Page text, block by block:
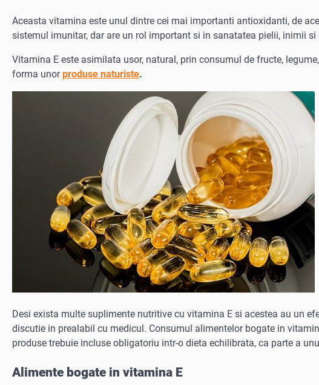
Aceasta vitamina este unul dintre cei mai importanti antioxidanti, de
sistemul imunitar, dar are un rol important si in sanatatea pielii, inimii
Vitamina E este asimilata usor, natural, prin consumul de fructe,
forma unorproduse naturiste.
Desi exista multe suplimente nutritive cu vitamina E si acestea au un
discutie in prealabil cu medicul. Consumul alimentelor bogate in
produse trebuie incluse obligatoriu intr-o dieta echilibrata, ca parte a
Alimente bogate in vitamina E